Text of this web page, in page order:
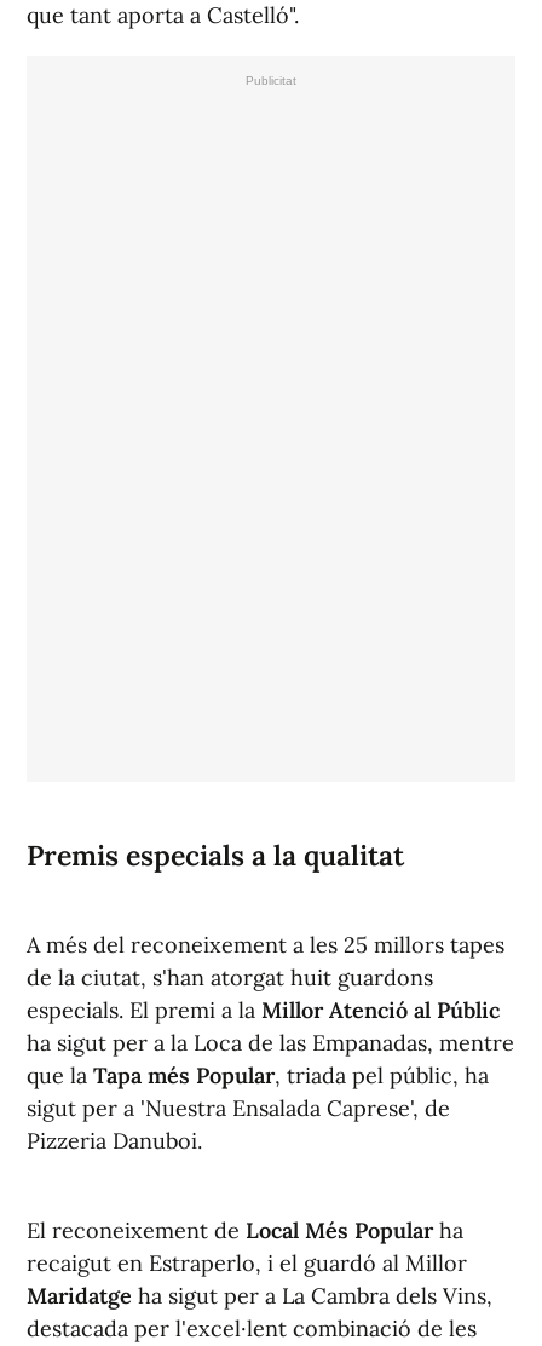
que tant aporta a Castelló".
Premis especials a la qualitat
A més del reconeixement a les 25 millors tapes
de la ciutat, s'han atorgat huit guardons
especials. El premi a la Millor Atenció al Públic
ha sigut per a la Loca de las Empanadas, mentre
que la Tapa més Popular, triada pel públic, ha
sigut per a 'Nuestra Ensalada Caprese', de
Pizzeria Danuboi.
El reconeixement de Local Més Popularha
recaigut en Estraperlo, i el guardó al Millor
Maridatge ha sigut per a La Cambra dels Vins,
destacada per l'excel·lent combinació de les